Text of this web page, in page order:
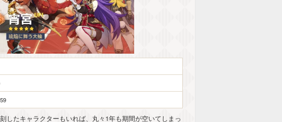
したキャラクターもいれば、丸々1年も期間が空いてしまっ